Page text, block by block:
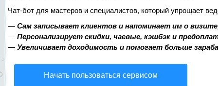
Чат-бот для мастеров и специалистов, который упрощает
— Сам записывает клиентов и напоминает им о
— Персонализирует скидки, чаевые, кэшбэк и
— Увеличивает доходимость и помогает больше
Начать пользоваться сервисом